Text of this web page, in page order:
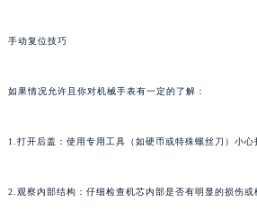
手动复位技巧
如果情况允许且你对机械手表有一定的了解：
1.打开后盖：使用专用工具（如硬币或特殊螺丝刀）小心
2.观察内部结构：仔细检查机芯内部是否有明显的损伤或